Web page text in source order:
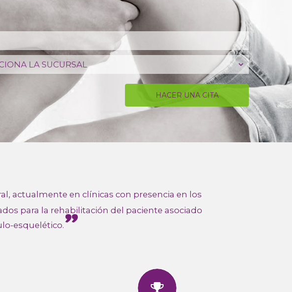
actualmente en clínicas con presencia en los
para la rehabilitación del paciente asociado
esquelético."